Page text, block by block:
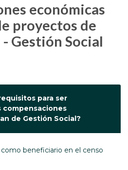
proyectos de
Gestión Social
para ser
compensaciones
de Gestión Social?
beneficiario en el censo